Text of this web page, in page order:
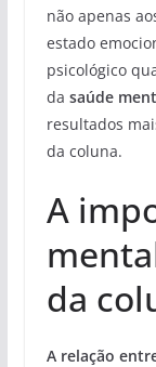
não apenas
estado
psicológico
da saúde
resultados
da coluna.
A
da
A relação